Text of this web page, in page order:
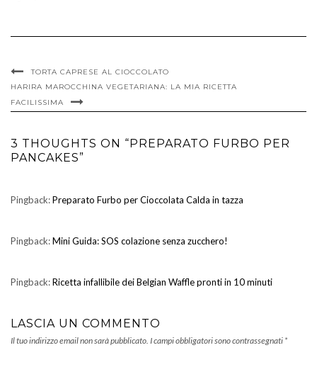
TORTA CAPRESE AL CIOCCOLATO
HARIRA MAROCCHINA VEGETARIANA: LA MIA RICETTA
FACILISSIMA
3 THOUGHTS ON “PREPARATO FURBO PER
PANCAKES”
Pingback:Preparato Furbo per Cioccolata Calda in tazza
Pingback:Mini Guida: SOS colazione senza zucchero!
Pingback:Ricetta infallibile dei Belgian Waffle pronti in 10 minuti
LASCIA UN COMMENTO
Il tuo indirizzo email non sarà pubblicato. I campi obbligatori sono contrassegnati *